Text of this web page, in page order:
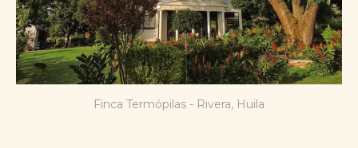
Finca Termópilas - Rivera, Huila